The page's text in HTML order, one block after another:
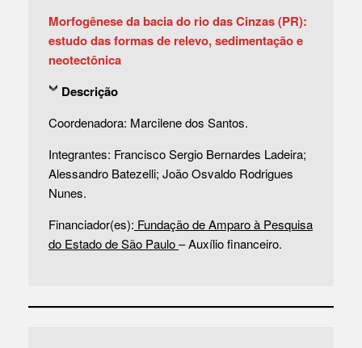
Morfogênese da bacia do rio das Cinzas (PR):
estudo das formas de relevo, sedimentação e
neotectônica
Descrição
Coordenadora: Marcilene dos Santos.
Integrantes: Francisco Sergio Bernardes Ladeira;
Alessandro Batezelli; João Osvaldo Rodrigues
Nunes.
Financiador(es): Fundação de Amparo à Pesquisa
do Estado de São Paulo– Auxílio financeiro.